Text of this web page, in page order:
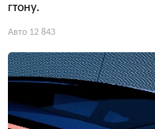
гтону.
Авто 12 843